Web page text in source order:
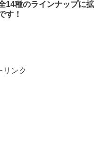
14種のラインナップに拡
す！
リンク